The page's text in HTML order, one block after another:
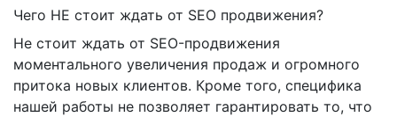
Чего НЕ стоит ждать от SEO продвижения?
Не стоит ждать от SEO-продвижения
моментального увеличения продаж и огромного
притока новых клиентов. Кроме того, специфика
нашей работы не позволяет гарантировать то, что